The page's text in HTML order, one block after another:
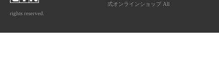
式オンラインショップ All
rights reserved.